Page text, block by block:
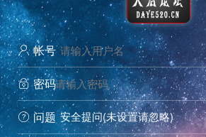
 帐号
 密码
 问题 安全提问(未设置请忽略)